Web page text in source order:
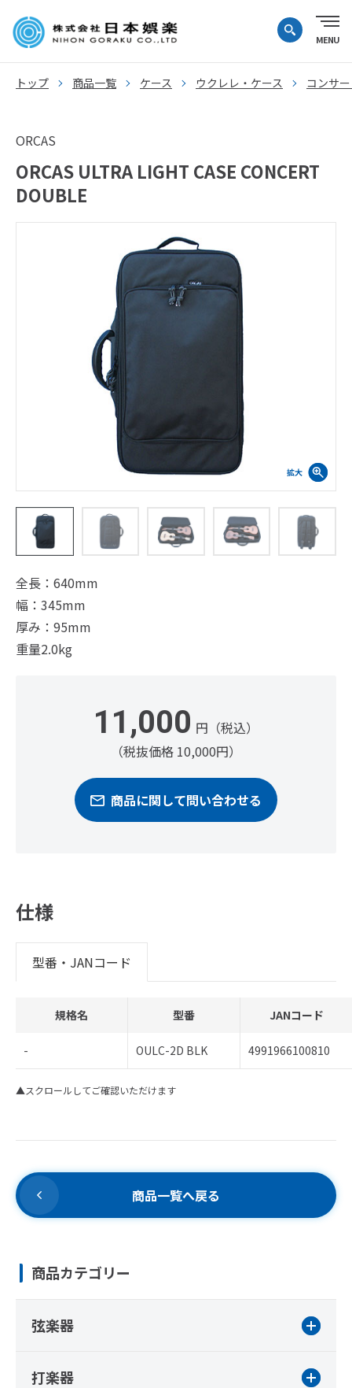
トップ 商品一覧 ケース ウクレレ・ケース コンサ
ORCAS
ORCAS ULTRA LIGHT CASE CONCERT
DOUBLE
全長：640mm
幅：345mm
厚み：95mm
重量2.0kg
11,000 円（税込）
（税抜価格 10,000円）
商品に関して問い合わせる
仕様
型番・JANコード
規格名 型番 JANコード
- OULC-2D BLK 4991966100810
▲スクロールしてご確認いただけます
商品一覧へ戻る
商品カテゴリー
弦楽器
打楽器